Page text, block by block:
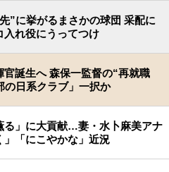
”に挙がるまさかの球団 采配に
入れ役にうってつけ
官誕生へ 森保一監督の“再就職
の日系クラブ」一択か
る」に大貢献…妻・水卜麻美アナ
」「にこやかな」近況